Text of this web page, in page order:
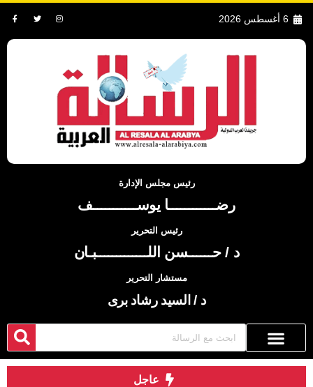
6 أغسطس 2026
رئيس مجلس الإدارة
رضــــــــــــا يوســـــــــــف
رئيس التحرير
د / حــــــسن اللـــــــــــــبـان
مستشار التحرير
د / السيد رشاد برى
عاجل